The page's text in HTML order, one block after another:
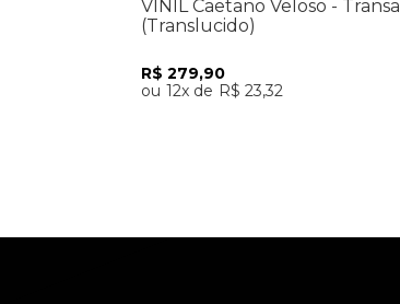
VINIL Caetano Veloso - Transa
(Translucido)
R$ 279,90
12
R$ 23,32